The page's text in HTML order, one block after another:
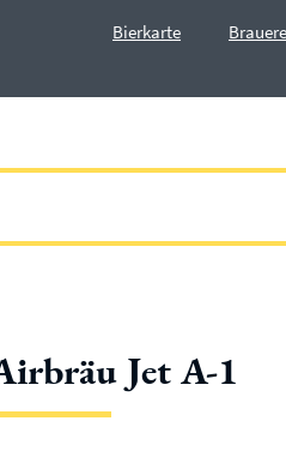
Bierkarte
Jet A-1